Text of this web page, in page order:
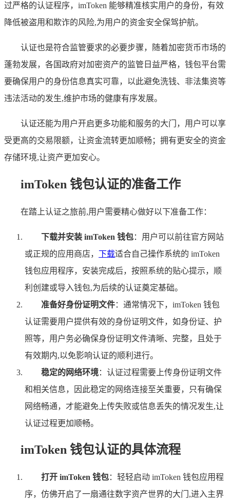
过严格的认证程序，imToken 能够精准核实用户的身份，有效
降低被盗用和欺诈的风险,为用户的资金安全保驾护航。
认证也是符合监管要求的必要步骤，随着加密货币市场的
蓬勃发展，各国政府对加密资产的监管日益严格，钱包平台需
要确保用户的身份信息真实可靠，以此避免洗钱、非法集资等
违法活动的发生,维护市场的健康有序发展。
认证还能为用户开启更多功能和服务的大门，用户可以享
受更高的交易限额，让资金流转更加顺畅；拥有更安全的资金
存储环境,让资产更加安心。
imToken 钱包认证的准备工作
在踏上认证之旅前,用户需要精心做好以下准备工作：
下载并安装 imToken 钱包：用户可以前往官方网站
或正规的应用商店， 下载适合自己操作系统的 imToken
钱包应用程序，安装完成后，按照系统的贴心提示，顺
利创建或导入钱包,为后续的认证奠定基础。
准备好身份证明文件：通常情况下，imToken 钱包
认证需要用户提供有效的身份证明文件，如身份证、护
照等，用户务必确保身份证明文件清晰、完整，且处于
有效期内,以免影响认证的顺利进行。
稳定的网络环境：认证过程需要上传身份证明文件
和相关信息，因此稳定的网络连接至关重要，只有确保
网络畅通，才能避免上传失败或信息丢失的情况发生,让
认证过程更加顺畅。
imToken 钱包认证的具体流程
打开 imToken 钱包：轻轻启动 imToken 钱包应用程
序，仿佛开启了一扇通往数字资产世界的大门,进入主界